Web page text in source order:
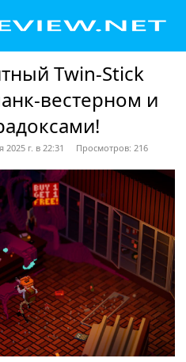
Twin-Stick
вестерном и
2025 г. в 22:31 Просмотров: 216